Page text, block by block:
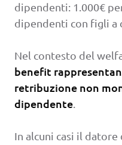
dipendenti: 1.000€
dipendenti con figli a
Nel contesto del
benefit
retribuzione non
dipendente.
In alcuni casi il